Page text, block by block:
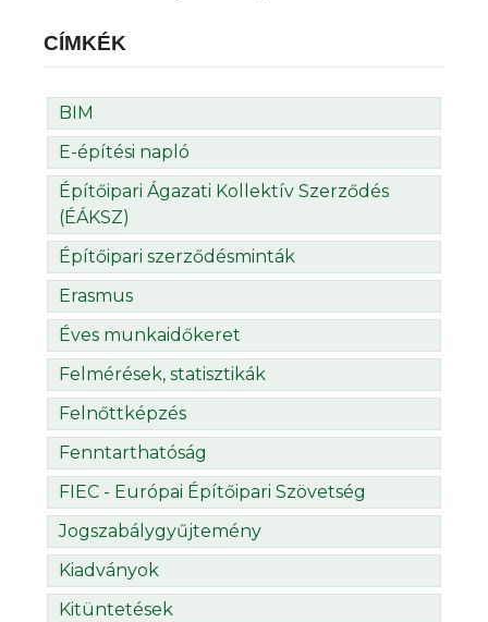
CÍMKÉK
BIM
E-építési napló
Építőipari Ágazati Kollektív Szerződés
(ÉÁKSZ)
Építőipari szerződésminták
Erasmus
Éves munkaidőkeret
Felmérések, statisztikák
Felnőttképzés
Fenntarthatóság
FIEC - Európai Építőipari Szövetség
Jogszabálygyűjtemény
Kiadványok
Kitüntetések